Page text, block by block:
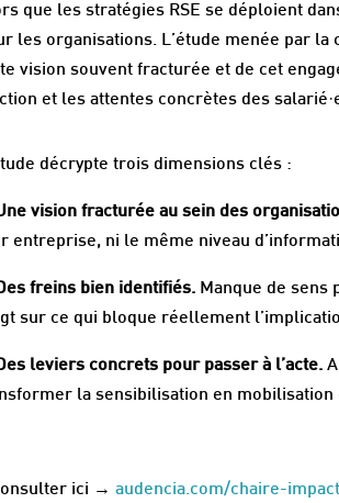
que les stratégies RSE se déploient
les organisations. L’étude menée par la
vision souvent fracturée et de cet
et les attentes concrètes des
décrypte trois dimensions clés :
vision fracturée au sein des
entreprise, ni le même niveau
freins bien identifiés. Manque de sens
sur ce qui bloque réellement
leviers concrets pour passer à l’acte.
la sensibilisation en mobilisation
ici →audencia.com/chaire-